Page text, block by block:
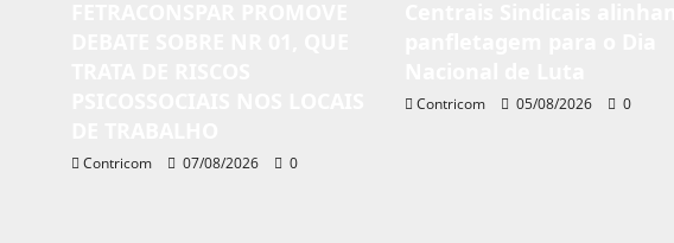
aContricom 07/08/2026 0
Contricom 05/08/2026 0